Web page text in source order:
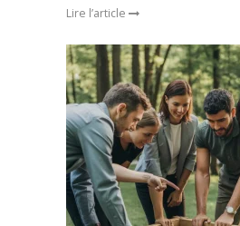
Lire l’article